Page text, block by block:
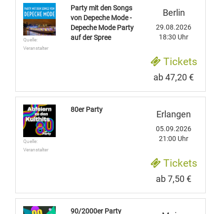
Quelle:
Veranstalter
Party mit den Songs
von Depeche Mode -
Depeche Mode Party
auf der Spree
Berlin
29.08.2026
18:30 Uhr
Tickets
ab 47,20 €
Quelle:
Veranstalter
80er Party Erlangen
05.09.2026
21:00 Uhr
Tickets
ab 7,50 €
90/2000er Party